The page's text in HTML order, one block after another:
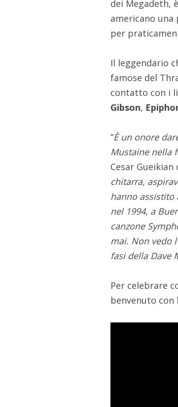
dei Megadeth,
americano
per
Il leggendario
famose del
contatto con i
Gibson,
“È un onore
Mustaine nella
Cesar Gueikian
chitarra,
hanno assistito
nel 1994, a
canzone
mai. Non vedo
fasi della Dave
Per celebrare
benvenuto con